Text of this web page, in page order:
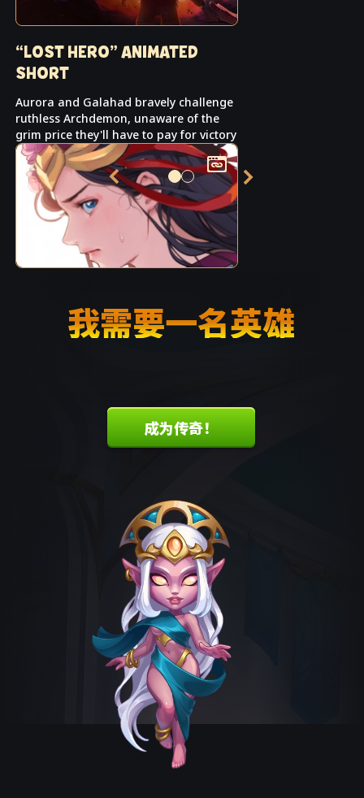
“LOST HERO” ANIMATED
SHORT
Aurora and Galahad bravely challenge
ruthless Archdemon, unaware of the
grim price they'll have to pay for victory
Aurora is helping stop Morth Chrone in
AURORA MUSIC THEME
The official music theme for Aurora
我需要一名英雄
成为传奇！